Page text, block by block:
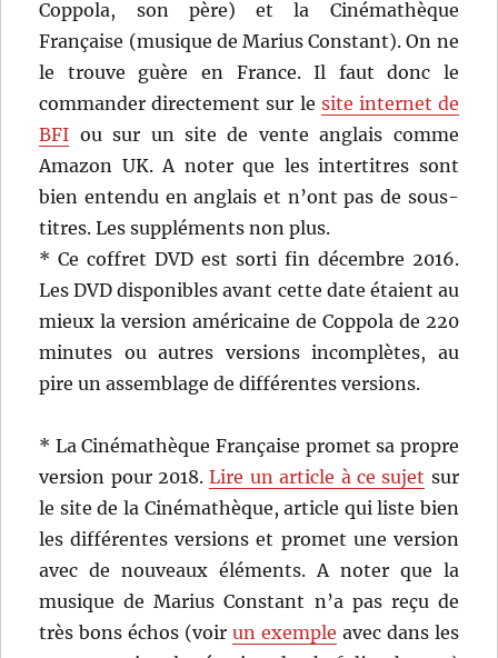
Coppola, son père) et la Cinémathèque
Française (musique de Marius Constant). On ne
le trouve guère en France. Il faut donc le
commander directement sur le site internet de
BFI ou sur un site de vente anglais comme
Amazon UK. A noter que les intertitres sont
bien entendu en anglais et n’ont pas de sous-
titres. Les suppléments non plus.
* Ce coffret DVD est sorti fin décembre 2016.
Les DVD disponibles avant cette date étaient au
mieux la version américaine de Coppola de 220
minutes ou autres versions incomplètes, au
pire un assemblage de différentes versions.
* La Cinémathèque Française promet sa propre
version pour 2018.Lire un article à ce sujet sur
le site de la Cinémathèque, article qui liste bien
les différentes versions et promet une version
avec de nouveaux éléments. A noter que la
musique de Marius Constant n’a pas reçu de
très bons échos (voir un exemple avec dans les